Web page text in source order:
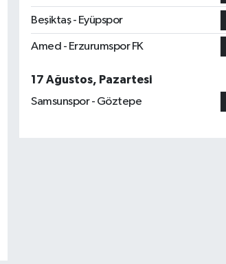
Beşiktaş - Eyüpspor
Amed - Erzurumspor FK
17 Ağustos, Pazartesi
Samsunspor - Göztepe